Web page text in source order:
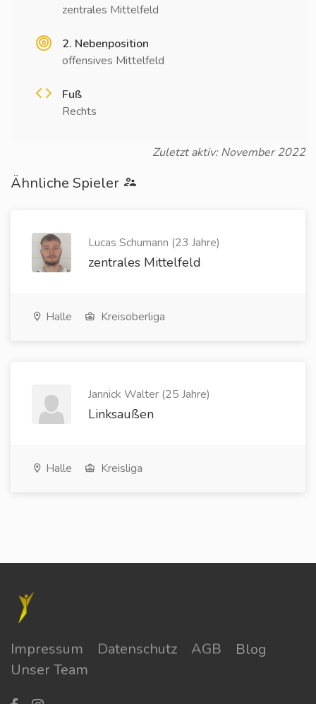
zentrales Mittelfeld
2. Nebenposition
offensives Mittelfeld
Fuß
Rechts
Zuletzt aktiv: November 2022
Ähnliche Spieler
Lucas Schumann (23 Jahre)
zentrales Mittelfeld
Halle Kreisoberliga
Jannick Walter (25 Jahre)
Linksaußen
Halle Kreisliga
Impressum Datenschutz AGB
Blog
Unser Team